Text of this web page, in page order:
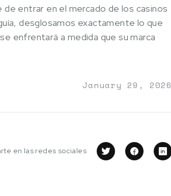
de entrar en el mercado de los casinos
desglosamos exactamente lo que
enfrentará a medida que su marca
January 29, 2026
en las redes sociales